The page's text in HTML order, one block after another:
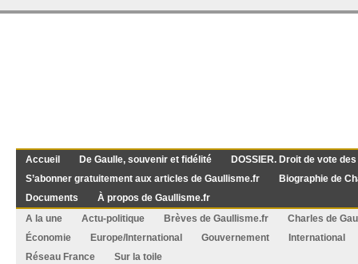
Accueil De Gaulle, souvenir et fidélité
DOSSIER. Droit de vote
S’abonner gratuitement aux articles de Gaullisme.fr
Biographie de
Documents
À propos de Gaullisme.fr
A la une
Actu-politique Brèves de Gaullisme.fr
Charles de
Économie
Europe/International Gouvernement
International
Réseau France
Sur la toile